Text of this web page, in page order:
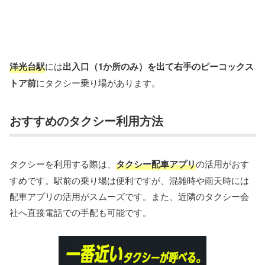
洋光台駅には出入口（1か所のみ）を出て右手のピーコックス
トア前にタクシー乗り場があります。
おすすめのタクシー利用方法
タクシーを利用する際は、 タクシー配車アプリの活用がおす
すめです。駅前の乗り場は便利ですが、混雑時や雨天時には
配車アプリの活用がスムーズです。また、近隣のタクシー会
社へ直接電話での手配も可能です。